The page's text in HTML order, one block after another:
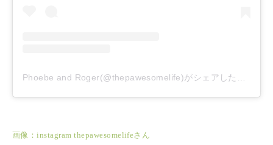
Phoebe and Roger(@thepawesomelife)がシェアした投稿
画像：instagram thepawesomelifeさん